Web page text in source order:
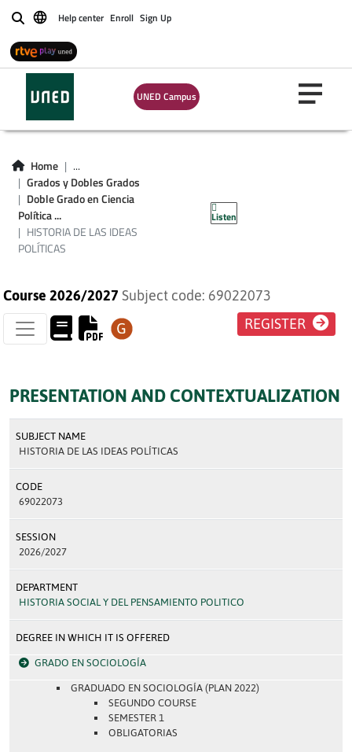
BuscarHelp center Enroll Sign Up
UNED Campus
Home
...
Grados y Dobles Grados
Doble Grado en Ciencia
Política ...
HISTORIA DE LAS IDEAS
POLÍTICAS
Listen
HISTORIA DE LAS
IDEAS POLÍTICAS
Course 2026/2027 Subject code: 69022073
REGISTER
PRESENTATION AND CONTEXTUALIZATION
SUBJECT NAME
HISTORIA DE LAS IDEAS POLÍTICAS
CODE
69022073
SESSION
2026/2027
DEPARTMENT
HISTORIA SOCIAL Y DEL PENSAMIENTO POLITICO
DEGREE IN WHICH IT IS OFFERED
GRADO EN SOCIOLOGÍA
GRADUADO EN SOCIOLOGÍA (PLAN 2022)
SEGUNDO COURSE
SEMESTER 1
OBLIGATORIAS